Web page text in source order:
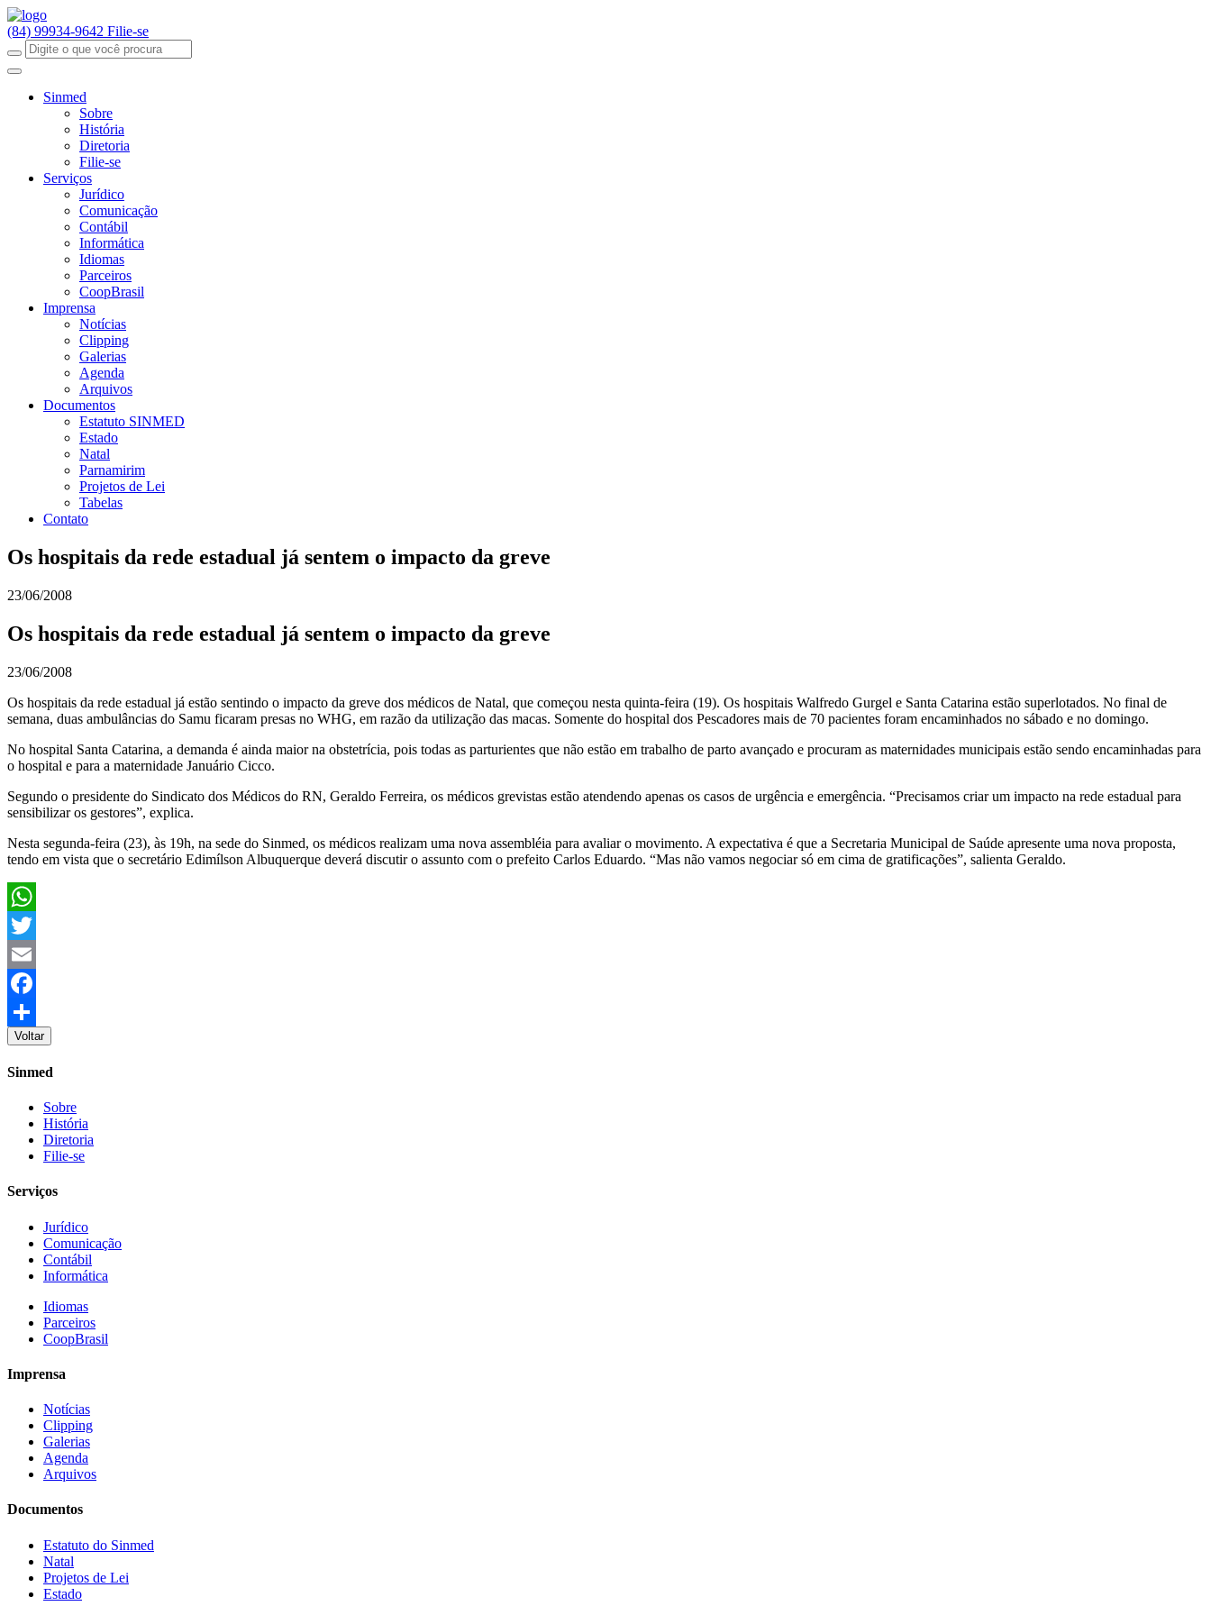
(84) 99934-9642 Filie-se
Sinmed
Sobre
História
Diretoria
Filie-se
Serviços
Jurídico
Comunicação
Contábil
Informática
Idiomas
Parceiros
CoopBrasil
Imprensa
Notícias
Clipping
Galerias
Agenda
Arquivos
Documentos
Estatuto SINMED
Estado
Natal
Parnamirim
Projetos de Lei
Tabelas
Contato
Os hospitais da rede estadual já sentem o impacto da greve
23/06/2008
Os hospitais da rede estadual já sentem o impacto da greve
23/06/2008
Os hospitais da rede estadual já estão sentindo o impacto da greve dos médicos de Natal, que começou nesta quinta-feira (19). Os hospitais Walfredo Gurgel e Santa Catarina estão superlotados. No final de
semana, duas ambulâncias do Samu ficaram presas no WHG, em razão da utilização das macas. Somente do hospital dos Pescadores mais de 70 pacientes foram encaminhados no sábado e no domingo.
No hospital Santa Catarina, a demanda é ainda maior na obstetrícia, pois todas as parturientes que não estão em trabalho de parto avançado e procuram as maternidades municipais estão sendo encaminhadas para
o hospital e para a maternidade Januário Cicco.
Segundo o presidente do Sindicato dos Médicos do RN, Geraldo Ferreira, os médicos grevistas estão atendendo apenas os casos de urgência e emergência. “Precisamos criar um impacto na rede estadual para
sensibilizar os gestores”, explica.
Nesta segunda-feira (23), às 19h, na sede do Sinmed, os médicos realizam uma nova assembléia para avaliar o movimento. A expectativa é que a Secretaria Municipal de Saúde apresente uma nova proposta,
tendo em vista que o secretário Edimílson Albuquerque deverá discutir o assunto com o prefeito Carlos Eduardo. “Mas não vamos negociar só em cima de gratificações”, salienta Geraldo.
WhatsApp
Twitter
Email
Facebook
Share
Voltar
Sinmed
Sobre
História
Diretoria
Filie-se
Serviços
Jurídico
Comunicação
Contábil
Informática
Idiomas
Parceiros
CoopBrasil
Imprensa
Notícias
Clipping
Galerias
Agenda
Arquivos
Documentos
Estatuto do Sinmed
Natal
Projetos de Lei
Estado